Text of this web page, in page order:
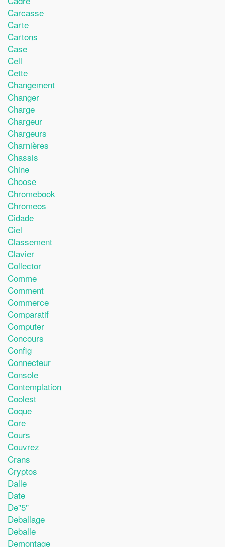
Carcasse
Carte
Cartons
Case
Cell
Cette
Changement
Changer
Charge
Chargeur
Chargeurs
Charnières
Chassis
Chine
Choose
Chromebook
Chromeos
Cidade
Ciel
Classement
Clavier
Collector
Comme
Comment
Commerce
Comparatif
Computer
Concours
Config
Connecteur
Console
Contemplation
Coolest
Coque
Core
Cours
Couvrez
Crans
Cryptos
Dalle
Date
De''5''
Deballage
Deballe
Demontage